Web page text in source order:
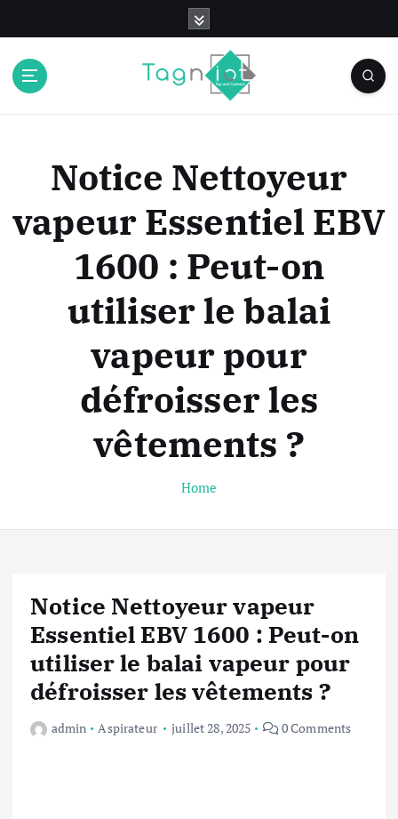
Notice Nettoyeur
vapeur Essentiel EBV
1600 : Peut-on
utiliser le balai
vapeur pour
défroisser les
vêtements ?
Home
Notice Nettoyeur vapeur
Essentiel EBV 1600 : Peut-on
utiliser le balai vapeur pour
défroisser les vêtements ?
admin Aspirateur juillet 28, 2025 0 Comments